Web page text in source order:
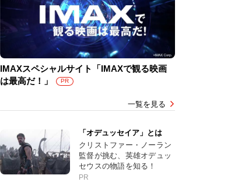
IMAXスペシャルサイト「IMAXで観る映画
は最高だ！」
PR
一覧を見る
「オデュッセイア」とは
クリストファー・ノーラン
監督が挑む、英雄オデュッ
セウスの物語を知る！
PR